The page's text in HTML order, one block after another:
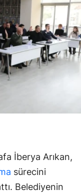
İberya Arıkan,
sürecini
Belediyenin